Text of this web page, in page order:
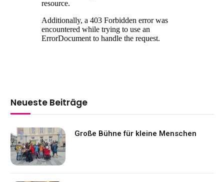
Neueste Beiträge
Große Bühne für kleine Menschen